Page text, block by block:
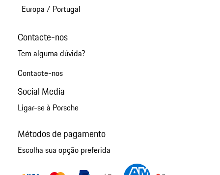
Europa / Portugal
Contacte-nos
Tem alguma dúvida?
Contacte-nos
Social Media
Ligar-se à Porsche
Métodos de pagamento
Escolha sua opção preferida